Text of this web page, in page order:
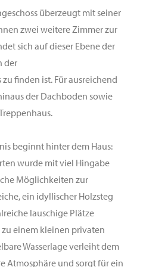
überzeugt mit seiner
zwei weitere Zimmer zur
sich auf dieser Ebene der
der
finden ist. Für ausreichend
der Dachboden sowie
beginnt hinter dem Haus:
wurde mit viel Hingabe
Möglichkeiten zur
ein idyllischer Holzsteg
lauschige Plätze
einem kleinen privaten
Wasserlage verleiht dem
Atmosphäre und sorgt für ein